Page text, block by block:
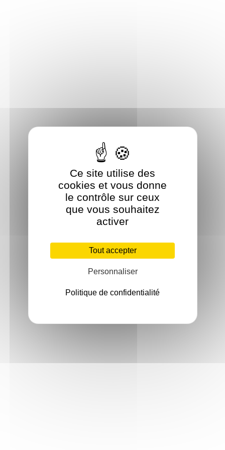
Ce site utilise des
cookies et vous donne
le contrôle sur ceux
que vous souhaitez
activer
Tout accepter
Personnaliser
Politique de confidentialité